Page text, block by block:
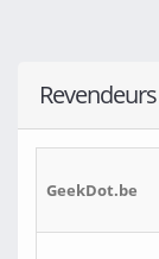
GeekDot.be